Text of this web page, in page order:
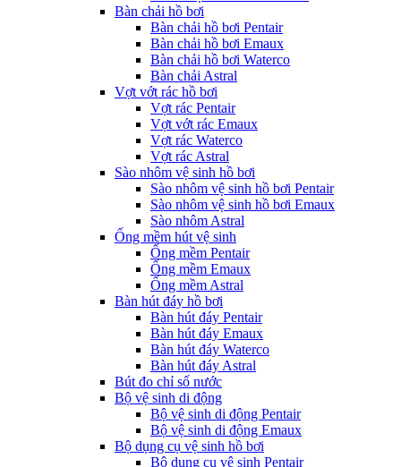
Bàn chải hồ bơi
Bàn chải hồ bơi Pentair
Bàn chải hồ bơi Emaux
Bàn chải hồ bơi Waterco
Bàn chải Astral
Vợt vớt rác hồ bơi
Vợt rác Pentair
Vợt vớt rác Emaux
Vợt rác Waterco
Vợt rác Astral
Sào nhôm vệ sinh hồ bơi
Sào nhôm vệ sinh hồ bơi Pentair
Sào nhôm vệ sinh hồ bơi Emaux
Sào nhôm Astral
Ống mềm hút vệ sinh
Ống mềm Pentair
Ống mềm Emaux
Ống mềm Astral
Bàn hút đáy hồ bơi
Bàn hút đáy Pentair
Bàn hút đáy Emaux
Bàn hút đáy Waterco
Bàn hút đáy Astral
Bút đo chỉ số nước
Bộ vệ sinh di động
Bộ vệ sinh di động Pentair
Bộ vệ sinh di động Emaux
Bộ dụng cụ vệ sinh hồ bơi
Bộ dụng cụ vệ sinh Pentair